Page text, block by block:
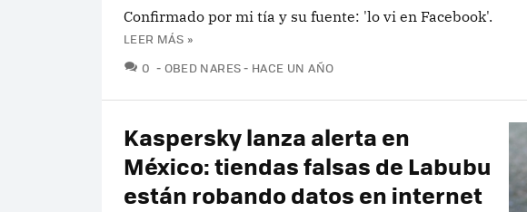
Confirmado por mi tía y su fuente: 'lo vi en Facebook'.
LEER MÁS »
0 COMENTARIOS
OBED NARES HACE UN AÑO
Kaspersky lanza alerta en
México: tiendas falsas de Labubu
están robando datos en internet